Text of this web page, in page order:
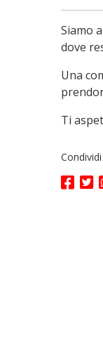
Siamo
dove
Una
Ti